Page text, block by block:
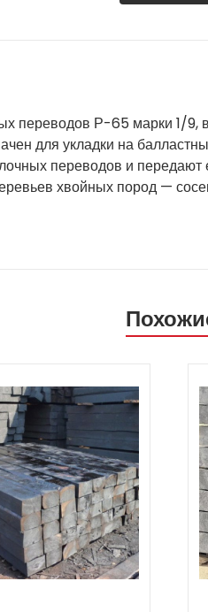
переводов Р-65 марки 1/
для укладки на
переводов и
хвойных пород —